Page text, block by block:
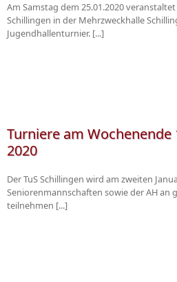
Am Samstag dem 25.01.2020
Schillingen in der Mehrzweckhalle
Jugendhallenturnier. [...]
Turniere am Wochenende
2020
Der TuS Schillingen wird am zweiten
Seniorenmannschaften sowie der AH an
teilnehmen [...]